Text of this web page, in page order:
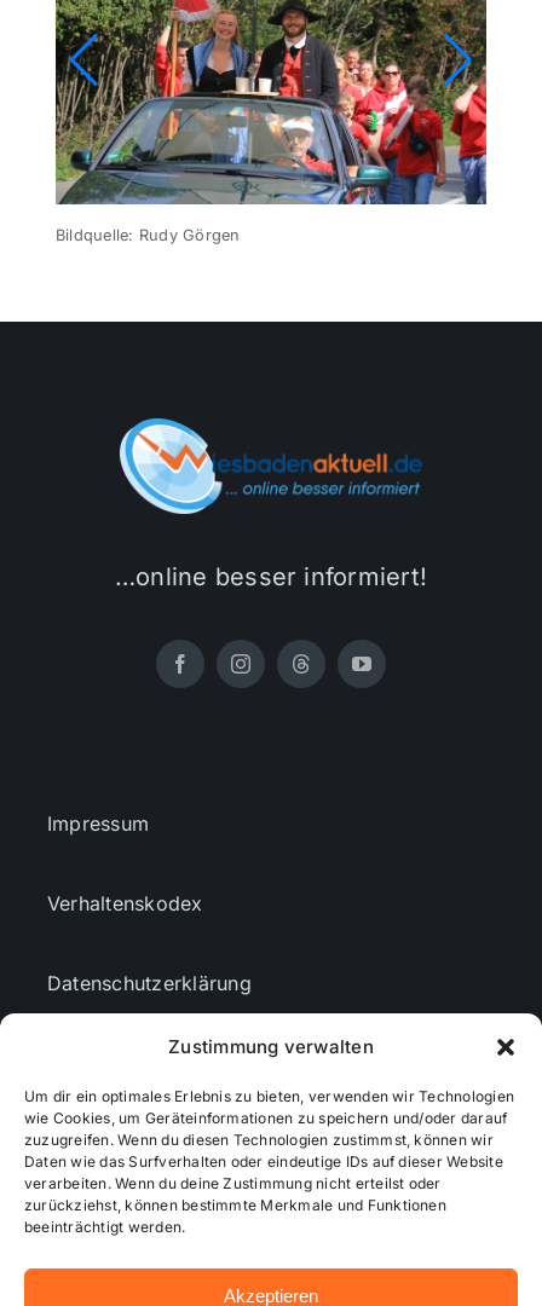
Zustimmung verwalten
Um dir ein optimales Erlebnis zu bieten, verwenden wir Technologien
wie Cookies, um Geräteinformationen zu speichern und/oder darauf
zuzugreifen. Wenn du diesen Technologien zustimmst, können wir
Daten wie das Surfverhalten oder eindeutige IDs auf dieser Website
verarbeiten. Wenn du deine Zustimmung nicht erteilst oder
zurückziehst, können bestimmte Merkmale und Funktionen
beeinträchtigt werden.
Akzeptieren
Bildquelle: Rudy Görgen
…online besser informiert!
Impressum
Verhaltenskodex
Datenschutzerklärung
Cookie-Richtlinie (EU)
Mediendaten